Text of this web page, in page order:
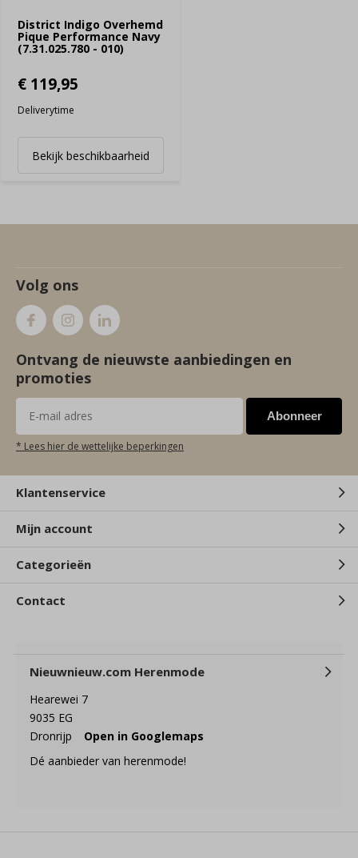
District Indigo Overhemd
Pique Performance Navy
(7.31.025.780 - 010)
€ 119,95
Deliverytime
Bekijk beschikbaarheid
Volg ons
Ontvang de nieuwste aanbiedingen en
promoties
Abonneer
* Lees hier de wettelijke beperkingen
Klantenservice
Mijn account
Categorieën
Contact
Nieuwnieuw.com Herenmode
Hearewei 7
9035 EG
Dronrijp
Open in Googlemaps
Dé aanbieder van herenmode!